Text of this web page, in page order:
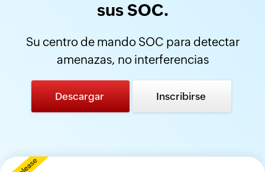
sus SOC.
Su centro de mando SOC para detectar
amenazas, no interferencias
Descargar Inscribirse